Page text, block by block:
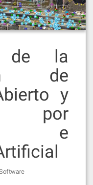
de la
de
y
por
e